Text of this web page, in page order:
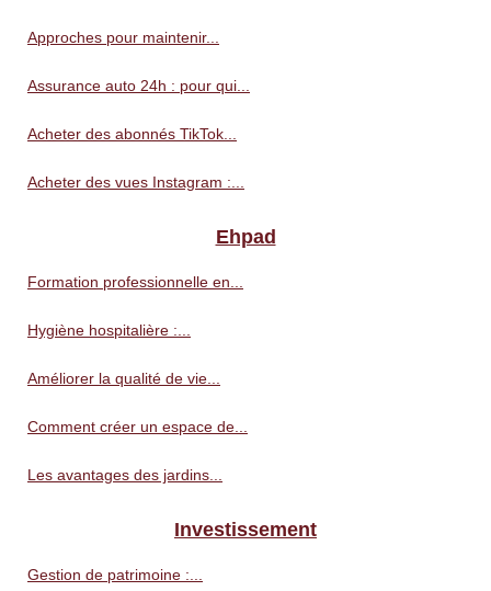
Approches pour maintenir...
Assurance auto 24h : pour qui...
Acheter des abonnés TikTok...
Acheter des vues Instagram :...
Ehpad
Formation professionnelle en...
Hygiène hospitalière :...
Améliorer la qualité de vie...
Comment créer un espace de...
Les avantages des jardins...
Investissement
Gestion de patrimoine :...